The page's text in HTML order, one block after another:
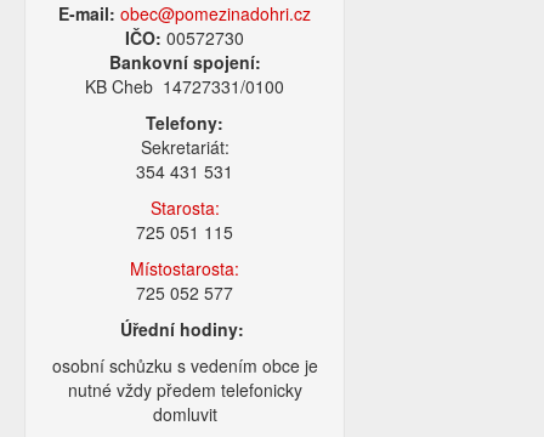
E-mail: obec@pomezinadohri.cz
IČO:00572730
Bankovní spojení:
KB Cheb 14727331/0100
Telefony:
Sekretariát:
354 431 531
Starosta:
725 051 115
Místostarosta:
725 052 577
Úřední hodiny:
osobní schůzku s vedením obce je
nutné vždy předem telefonicky
domluvit